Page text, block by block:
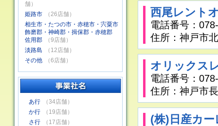
舗）
姫路市
（26店舗）
相生市・たつの市・赤穂市・宍粟市
飾磨郡・神崎郡・揖保郡・赤穂郡
佐用郡
（9店舗）
淡路島
（12店舗）
その他
（6店舗）
あ行
（34店舗）
か行
（19店舗）
さ行
（17店舗）
西尾レント
電話番号：
住所：神戸市
オリックス
電話番号：
住所：神戸市
(株)日産カ